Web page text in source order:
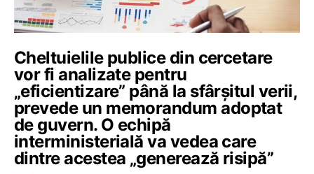
Cheltuielile publice din cercetare
vor fi analizate pentru
„eficientizare” până la sfârșitul verii,
prevede un memorandum adoptat
de guvern. O echipă
interministerială va vedea care
dintre acestea „generează risipă”